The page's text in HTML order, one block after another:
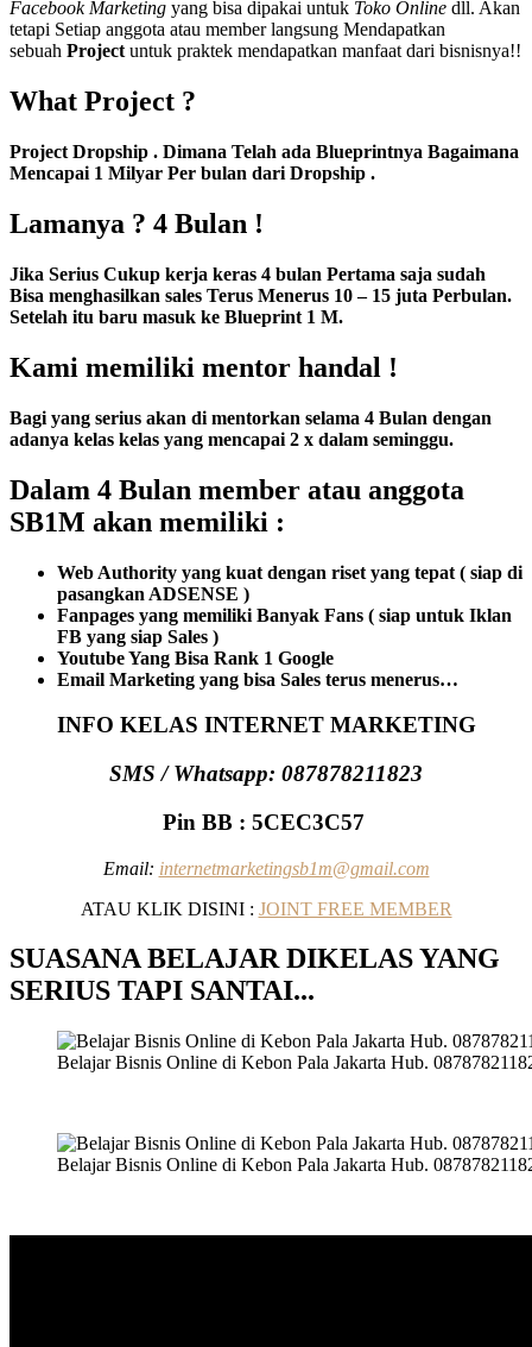
Facebook Marketing yang bisa dipakai untuk Toko Online dll. Akan
tetapi Setiap anggota atau member langsung Mendapatkan
sebuah Project untuk praktek mendapatkan manfaat dari bisnisnya!!
What Project ?
Project Dropship . Dimana Telah ada Blueprintnya Bagaimana
Mencapai 1 Milyar Per bulan dari Dropship .
Lamanya ? 4 Bulan !
Jika Serius Cukup kerja keras 4 bulan Pertama saja sudah
Bisa menghasilkan sales Terus Menerus 10 – 15 juta Perbulan.
Setelah itu baru masuk ke Blueprint 1 M.
Kami memiliki mentor handal !
Bagi yang serius akan di mentorkan selama 4 Bulan dengan
adanya kelas kelas yang mencapai 2 x dalam seminggu.
Dalam 4 Bulan member atau anggota
SB1M akan memiliki :
Web Authority yang kuat dengan riset yang tepat ( siap di
pasangkan ADSENSE )
Fanpages yang memiliki Banyak Fans ( siap untuk Iklan
FB yang siap Sales )
Youtube Yang Bisa Rank 1 Google
Email Marketing yang bisa Sales terus menerus…
INFO KELAS INTERNET MARKETING
SMS / Whatsapp: 087878211823
Pin BB : 5CEC3C57
Email: internetmarketingsb1m@gmail.com
ATAU KLIK DISINI : JOINT FREE MEMBER
SUASANA BELAJAR DIKELAS YANG
SERIUS TAPI SANTAI...
Belajar Bisnis Online di Kebon Pala Jakarta Hub.
Belajar Bisnis Online di Kebon Pala Jakarta Hub.